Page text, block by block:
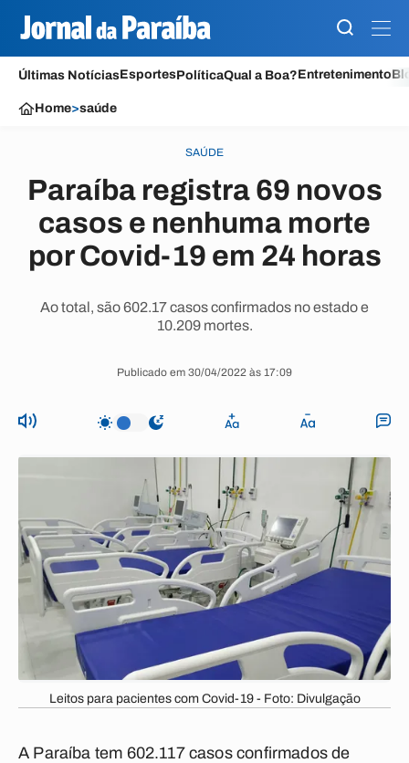
Últimas NotíciasEsportesPolíticaQual a Boa?Entretenimento
Home>saúde
SAÚDE
Paraíba registra 69 novos
casos e nenhuma morte
por Covid-19 em 24 horas
Ao total, são 602.17 casos confirmados no estado e
10.209 mortes.
Publicado em 30/04/2022 às 17:09
Leitos para pacientes com Covid-19 - Foto: Divulgação
A Paraíba tem 602.117 casos confirmados de